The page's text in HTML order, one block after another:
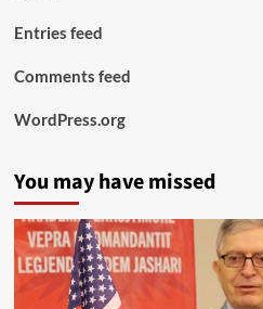
Entries feed
Comments feed
WordPress.org
You may have missed